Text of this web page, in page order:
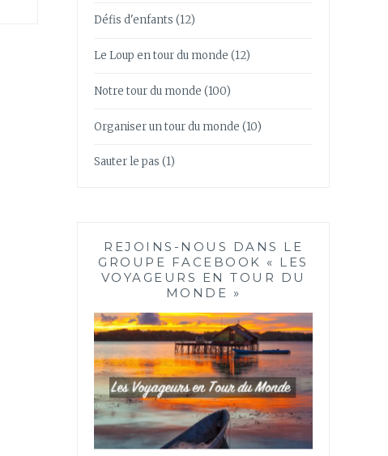
Défis d'enfants (12)
Le Loup en tour du monde (12)
Notre tour du monde (100)
Organiser un tour du monde (10)
Sauter le pas (1)
REJOINS-NOUS DANS LE
GROUPE FACEBOOK « LES
VOYAGEURS EN TOUR DU
MONDE »